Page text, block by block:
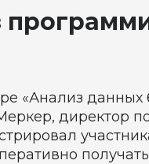
«Анализ данных
директор